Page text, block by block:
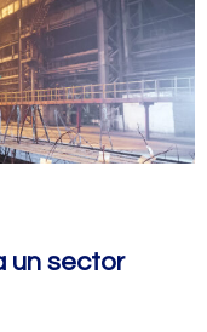
un sector